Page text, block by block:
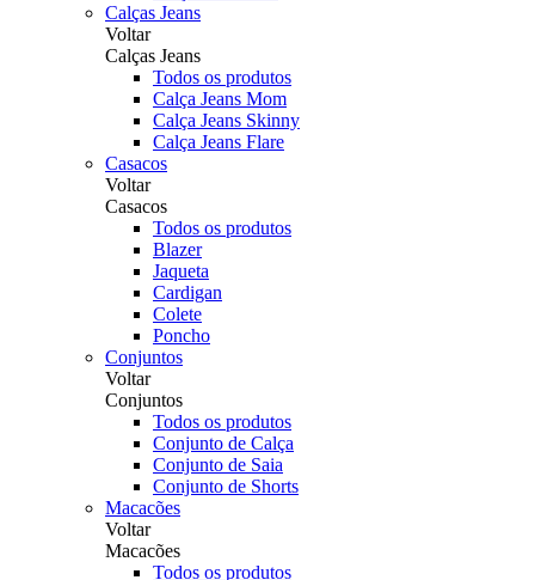
Calças Jeans
Voltar
Calças Jeans
Todos os produtos
Calça Jeans Mom
Calça Jeans Skinny
Calça Jeans Flare
Casacos
Voltar
Casacos
Todos os produtos
Blazer
Jaqueta
Cardigan
Colete
Poncho
Conjuntos
Voltar
Conjuntos
Todos os produtos
Conjunto de Calça
Conjunto de Saia
Conjunto de Shorts
Macacões
Voltar
Macacões
Todos os produtos